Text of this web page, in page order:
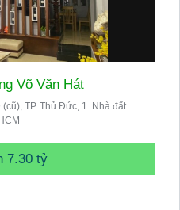
Võ Văn Hát
TP. Thủ Đức, 1. Nhà đất
7.30 tỷ